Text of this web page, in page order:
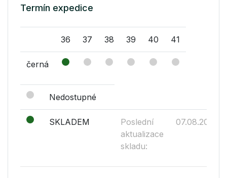
Termín expedice
36 37 38 39 40 41
černá
Nedostupné
SKLADEM
Poslední
aktualizace
skladu:
07.08.2026